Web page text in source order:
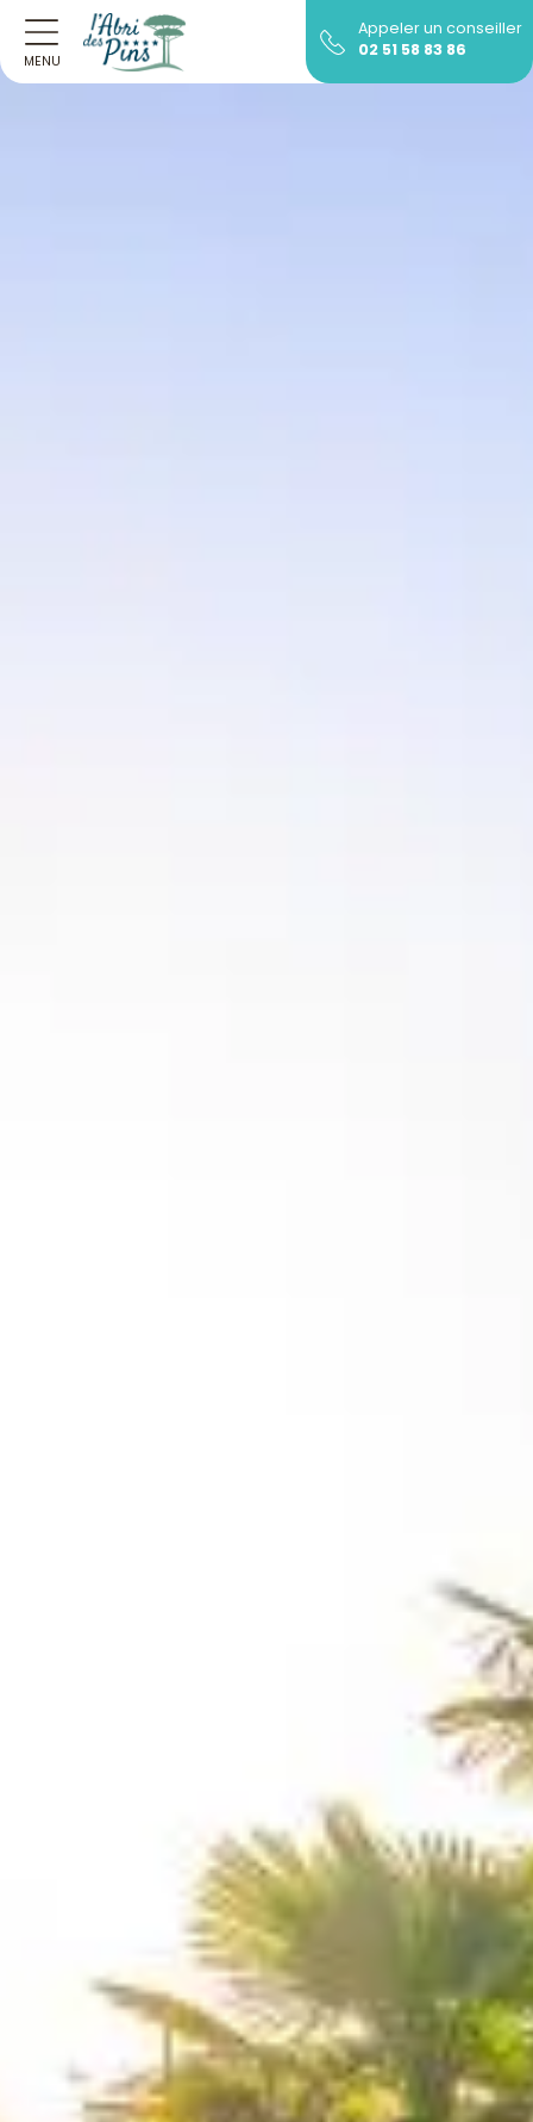
MENU
Appeler un conseiller
02 51 58 83 86